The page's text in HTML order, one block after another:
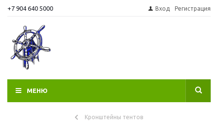
+7 904 640 5000 Вход Регистрация
МЕНЮ
Кронштейны тентов